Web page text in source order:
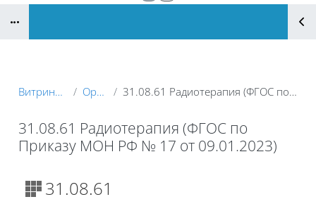
Витрина курсов 3KL Ординатура 31.08.61 Радиотерапия (ФГОС по Приказу МОН РФ № 17 от 09.01.2023)
31.08.61 Радиотерапия (ФГОС по
Приказу МОН РФ № 17 от 09.01.2023)
31.08.61